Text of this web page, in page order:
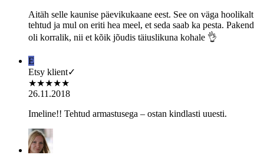
Aitäh selle kaunise päevikukaane eest. See on väga hoolikalt
tehtud ja mul on eriti hea meel, et seda saab ka pesta. Pakend
oli korralik, nii et kõik jõudis täiuslikuna kohale 👌
E
Etsy klient✓
★★★★★
26.11.2018
Imeline!! Tehtud armastusega – ostan kindlasti uuesti.